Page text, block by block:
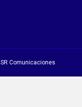
SR Comunicaciones